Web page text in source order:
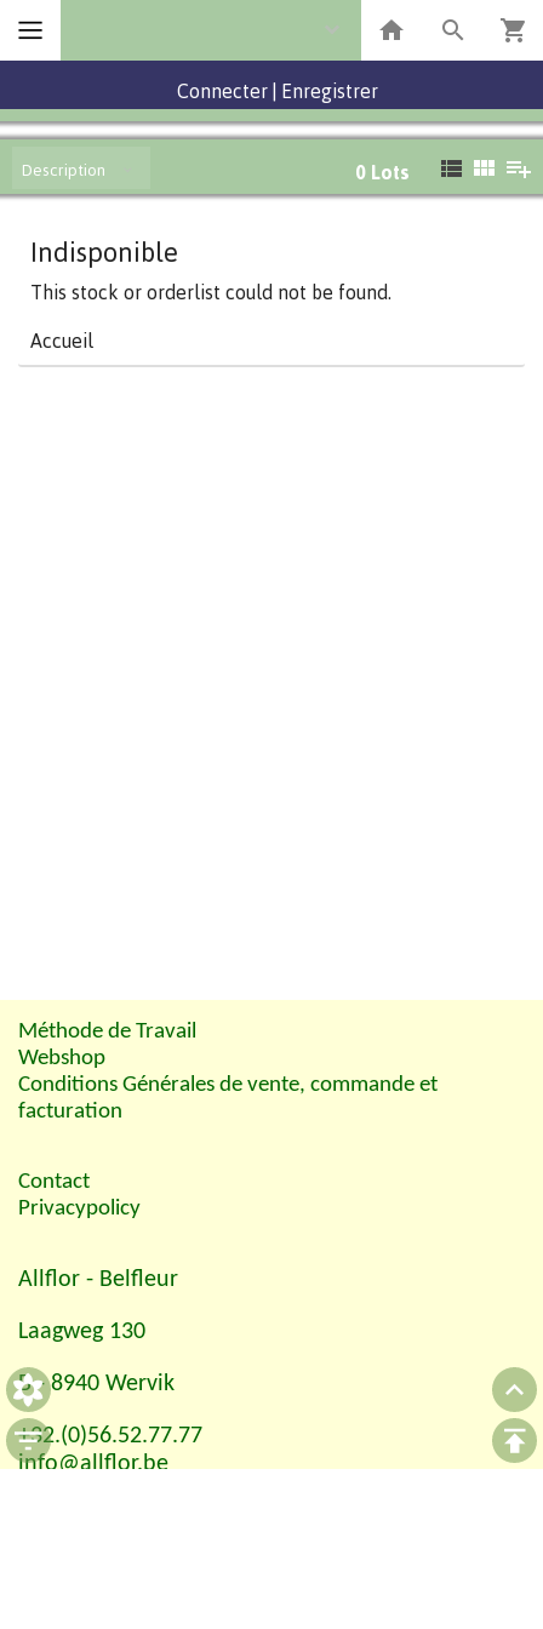
Connecter Enregistrer
Description 0 Lots
Indisponible
This stock or orderlist could not be found.
Accueil
Méthode de Travail
Webshop
Conditions Générales de vente, commande et
facturation
Contact
Privacypolicy
Allflor - Belfleur
Laagweg 130
B - 8940 Wervik
+32.(0)56.52.77.77
info@allflor.be